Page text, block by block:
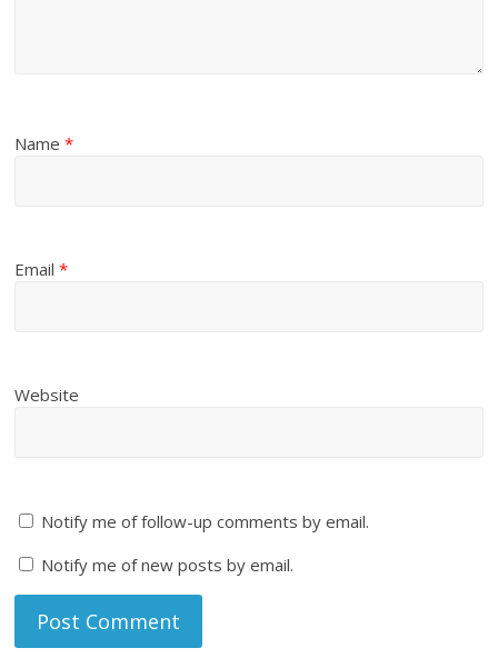
Name*
Email*
Website
Notify me of follow-up comments by email.
Notify me of new posts by email.